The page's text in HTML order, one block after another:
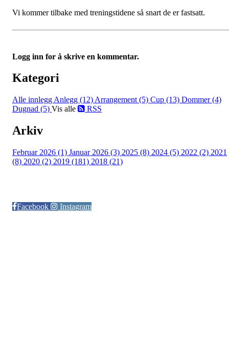
Vi kommer tilbake med treningstidene så snart de er fastsatt.
Logg inn for å skrive en kommentar.
Kategori
Alle innlegg Anlegg (12) Arrangement (5) Cup (13) Dommer (4)
Dugnad (5) Vis alle RSS
Arkiv
Februar 2026 (1) Januar 2026 (3) 2025 (8) 2024 (5) 2022 (2) 2021
(8) 2020 (2) 2019 (181) 2018 (21)
Facebook
Instagram